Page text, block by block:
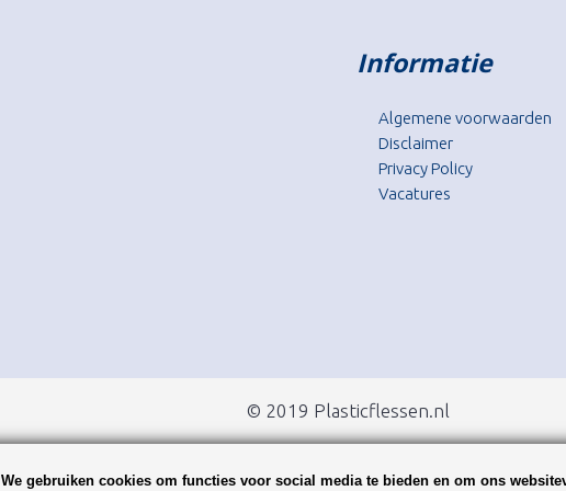
Informatie
Algemene voorwaarden
Disclaimer
Privacy Policy
Vacatures
© 2019 Plasticflessen.nl
We gebruiken cookies om functies voor social media te bieden en om ons